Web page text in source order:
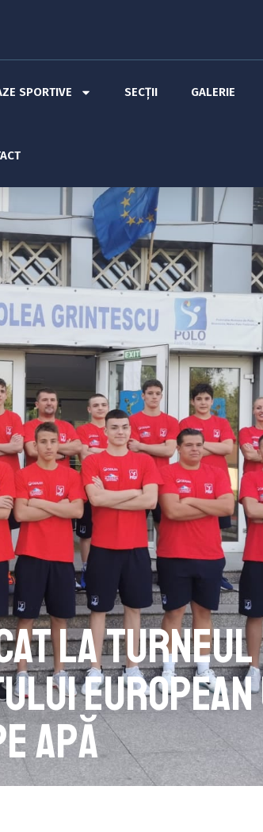
SPORTIVE SECȚII GALERIE
la turneul
European
apă